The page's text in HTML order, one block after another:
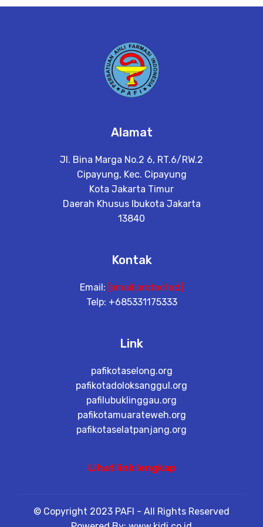
Alamat
Jl. Bina Marga No.2 6, RT.6/RW.2
Cipayung, Kec. Cipayung
Kota Jakarta Timur
Daerah Khusus Ibukota Jakarta
13840
Kontak
Email: [email protected]
Telp: +685331175333
Link
pafikotaselong.org
pafikotadoloksanggul.org
pafilubuklinggau.org
pafikotamuarateweh.org
pafikotaselatpanjang.org
Lihat link lengkap
© Copyright 2023 PAFI - All Rights Reserved